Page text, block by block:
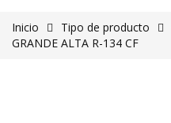
Inicio Tipo de producto
GRANDE ALTA R-134 CF